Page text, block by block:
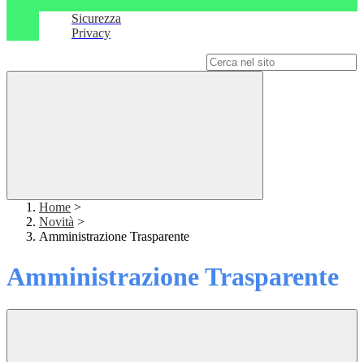
Sicurezza
Privacy
Home >
Novità >
Amministrazione Trasparente
Amministrazione Trasparente